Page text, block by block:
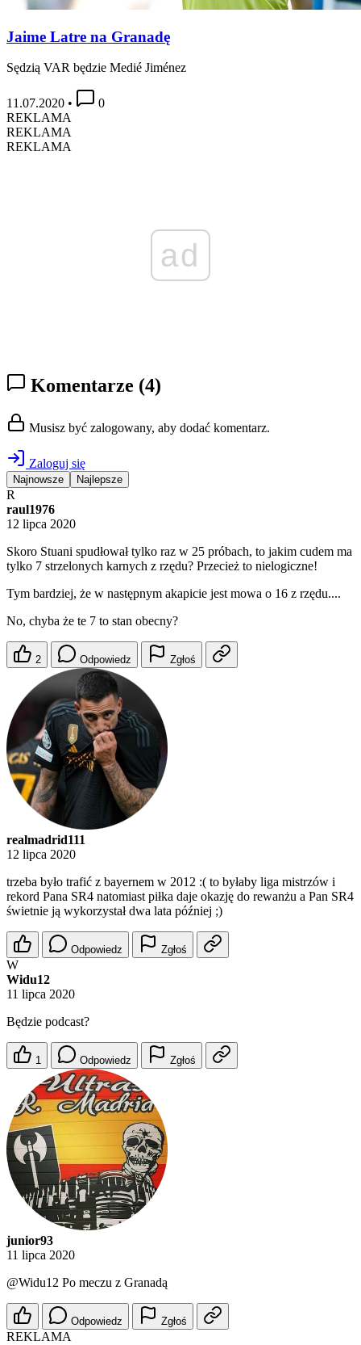
Jaime Latre na Granadę
Sędzią VAR będzie Medié Jiménez
11.07.2020 •
0
REKLAMA
REKLAMA
REKLAMA
ad
Komentarze (4)
Musisz być zalogowany, aby dodać komentarz.
Zaloguj się
Najnowsze Najlepsze
R
raul1976
12 lipca 2020
Skoro Stuani spudłował tylko raz w 25 próbach, to jakim cudem ma
tylko 7 strzelonych karnych z rzędu? Przecież to nielogiczne!
Tym bardziej, że w następnym akapicie jest mowa o 16 z rzędu....
No, chyba że te 7 to stan obecny?
2 Odpowiedz Zgłoś
realmadrid111
12 lipca 2020
trzeba było trafić z bayernem w 2012 :( to byłaby liga mistrzów i
rekord Pana SR4 natomiast piłka daje okazję do rewanżu a Pan SR4
świetnie ją wykorzystał dwa lata później ;)
Odpowiedz Zgłoś
W
Widu12
11 lipca 2020
Będzie podcast?
1 Odpowiedz Zgłoś
junior93
11 lipca 2020
@Widu12 Po meczu z Granadą
Odpowiedz Zgłoś
REKLAMA